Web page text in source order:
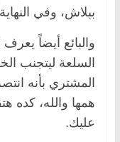
ببلاش، وفي
والبائع أيضاً
السلعة ليتجنب
المشتري بأنه
همها والله،
عليك.